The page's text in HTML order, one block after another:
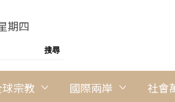
期四
宗教 國際兩岸 社會